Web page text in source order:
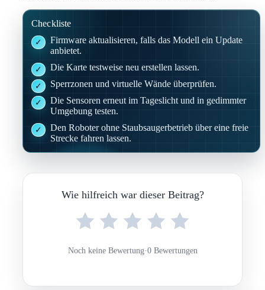
Checkliste
Firmware aktualisieren, falls das Modell ein Update
anbietet.
Die Karte testweise neu erstellen lassen.
Sperrzonen und virtuelle Wände überprüfen.
Die Sensoren erneut im Tageslicht und in gedimmter
Umgebung testen.
Den Roboter ohne Staubsaugerbetrieb über eine freie
Strecke fahren lassen.
Wie hilfreich war dieser Beitrag?
Noch keine Bewertung·0 Bewertungen